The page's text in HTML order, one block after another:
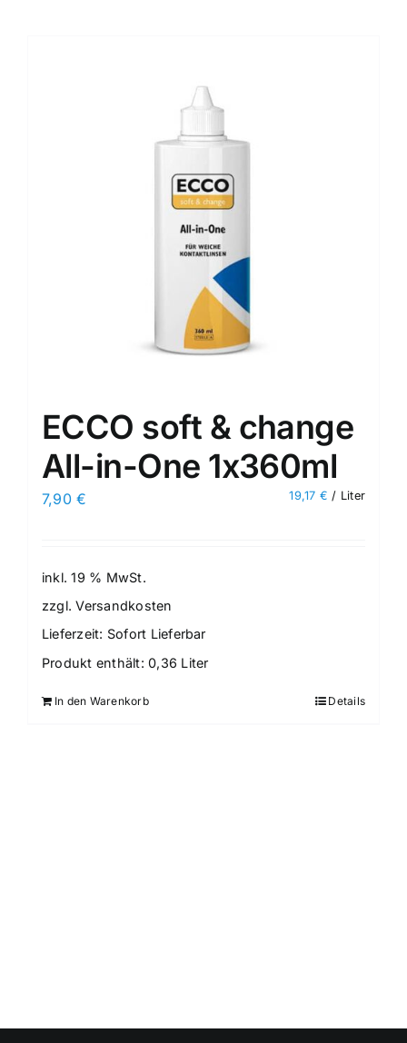
ECCO soft & change
All-in-One 1x360ml
7,90€ 19,17 € / Liter
inkl. 19 % MwSt.
zzgl.Versandkosten
Lieferzeit: Sofort Lieferbar
Produkt enthält: 0,36 Liter
In den Warenkorb Details